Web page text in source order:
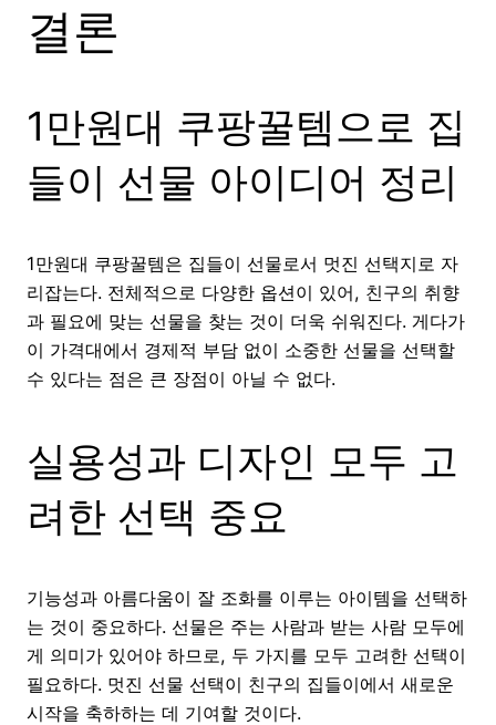
결론
1만원대 쿠팡꿀템으로 집
들이 선물 아이디어 정리
1만원대 쿠팡꿀템은 집들이 선물로서 멋진 선택지로 자
리잡는다. 전체적으로 다양한 옵션이 있어, 친구의 취향
과 필요에 맞는 선물을 찾는 것이 더욱 쉬워진다. 게다가
이 가격대에서 경제적 부담 없이 소중한 선물을 선택할
수 있다는 점은 큰 장점이 아닐 수 없다.
실용성과 디자인 모두 고
려한 선택 중요
기능성과 아름다움이 잘 조화를 이루는 아이템을 선택하
는 것이 중요하다. 선물은 주는 사람과 받는 사람 모두에
게 의미가 있어야 하므로, 두 가지를 모두 고려한 선택이
필요하다. 멋진 선물 선택이 친구의 집들이에서 새로운
시작을 축하하는 데 기여할 것이다.